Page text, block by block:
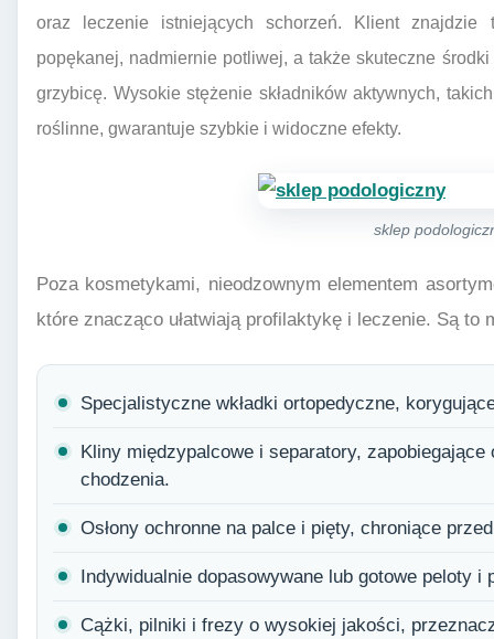
oraz leczenie istniejących schorzeń. Klient
popękanej, nadmiernie potliwej, a także skuteczne
grzybicę. Wysokie stężenie składników aktywnych,
roślinne, gwarantuje szybkie i widoczne efekty.
sklep
Poza kosmetykami, nieodzownym elementem
które znacząco ułatwiają profilaktykę i leczenie. Są to
Specjalistyczne wkładki ortopedyczne,
Kliny międzypalcowe i separatory,
chodzenia.
Osłony ochronne na palce i pięty, chroniące
Indywidualnie dopasowywane lub gotowe peloty i
Cążki, pilniki i frezy o wysokiej jakości,